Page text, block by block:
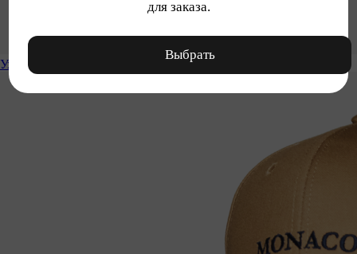
Уход
для заказа.
Выбрать